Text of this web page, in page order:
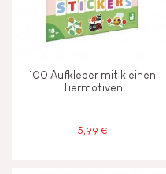
Ab 8 Jahere
100 Aufkleber mit kleinen
Tiermotiven
5,99 €